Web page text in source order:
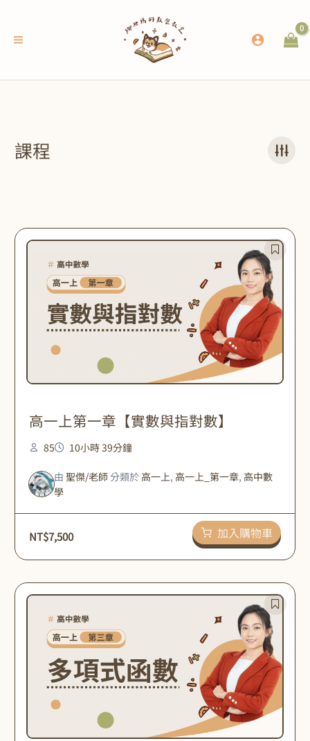
課程
高一上第一章【實數與指對數】
85 10小時 39分鐘
由聖傑/老師 分類於 高一上, 高一上_第一章, 高中數
學
NT$7,500 加入購物車